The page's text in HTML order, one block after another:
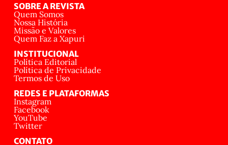
SOBRE A REVISTA
Quem Somos
Nossa História
Missão e Valores
Quem Faz a Xapuri
INSTITUCIONAL
Política Editorial
Política de Privacidade
Termos de Uso
REDES E PLATAFORMAS
Instagram
Facebook
YouTube
Twitter
CONTATO